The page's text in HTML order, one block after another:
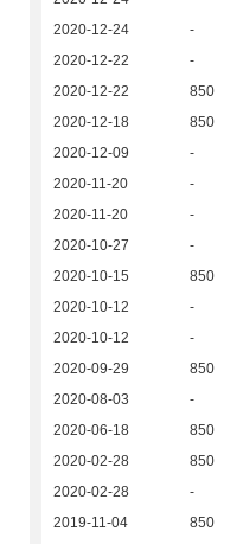
2020-12-24
-
2020-12-22
-
2020-12-22
850
2020-12-18
850
2020-12-09
-
2020-11-20
-
2020-11-20
-
2020-10-27
-
2020-10-15
850
2020-10-12
-
2020-10-12
-
2020-09-29
850
2020-08-03
-
2020-06-18
850
2020-02-28
850
2020-02-28
-
2019-11-04
850